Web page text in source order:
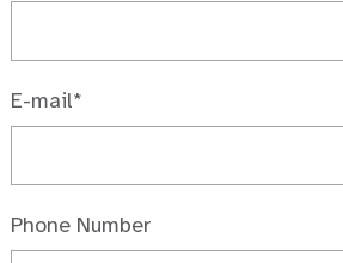
E-mail*
Phone Number